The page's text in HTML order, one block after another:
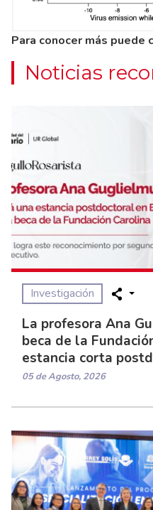
Para conocer más puede
Noticias
Investigación
La profesora Ana
beca de la
estancia corta
05 de Agosto, 2026